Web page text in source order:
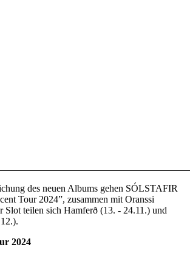
des neuen Albums gehen SÓLSTAFIR
Tour 2024”, zusammen mit Oranssi
Slot teilen sich Hamferð (13. - 24.11.) und
2024